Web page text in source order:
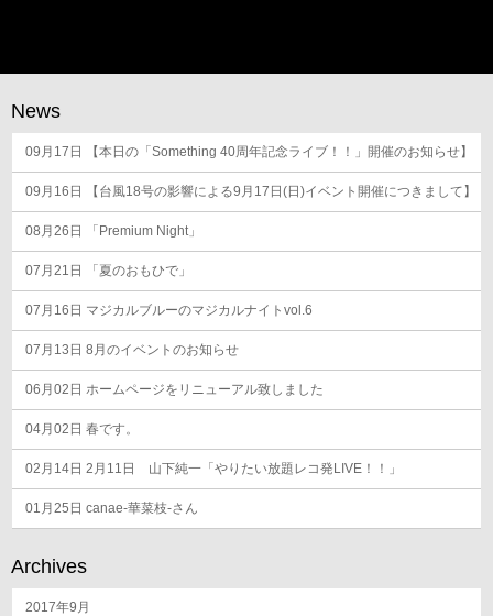
ビ
ゲ
ー
シ
ョ
ン
News
09月17日 【本日の「Something 40周年記念ライブ！！」開催のお知らせ】
09月16日 【台風18号の影響による9月17日(日)イベント開催につきまして】
08月26日 「Premium Night」
07月21日 「夏のおもひで」
07月16日 マジカルブルーのマジカルナイトvol.6
07月13日 8月のイベントのお知らせ
06月02日 ホームページをリニューアル致しました
04月02日 春です。
02月14日 2月11日 山下純一「やりたい放題レコ発LIVE！！」
01月25日 canae-華菜枝-さん
Archives
2017年9月